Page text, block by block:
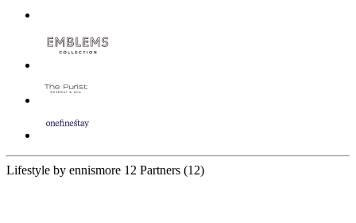
Lifestyle by ennismore 12 Partners (12)